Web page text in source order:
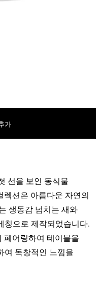
가
선을 보인 동식물
렉션은 아름다운 자연의
생동감 넘치는 새와
칭으로 제작되었습니다.
페어링하여 테이블을
여 독창적인 느낌을